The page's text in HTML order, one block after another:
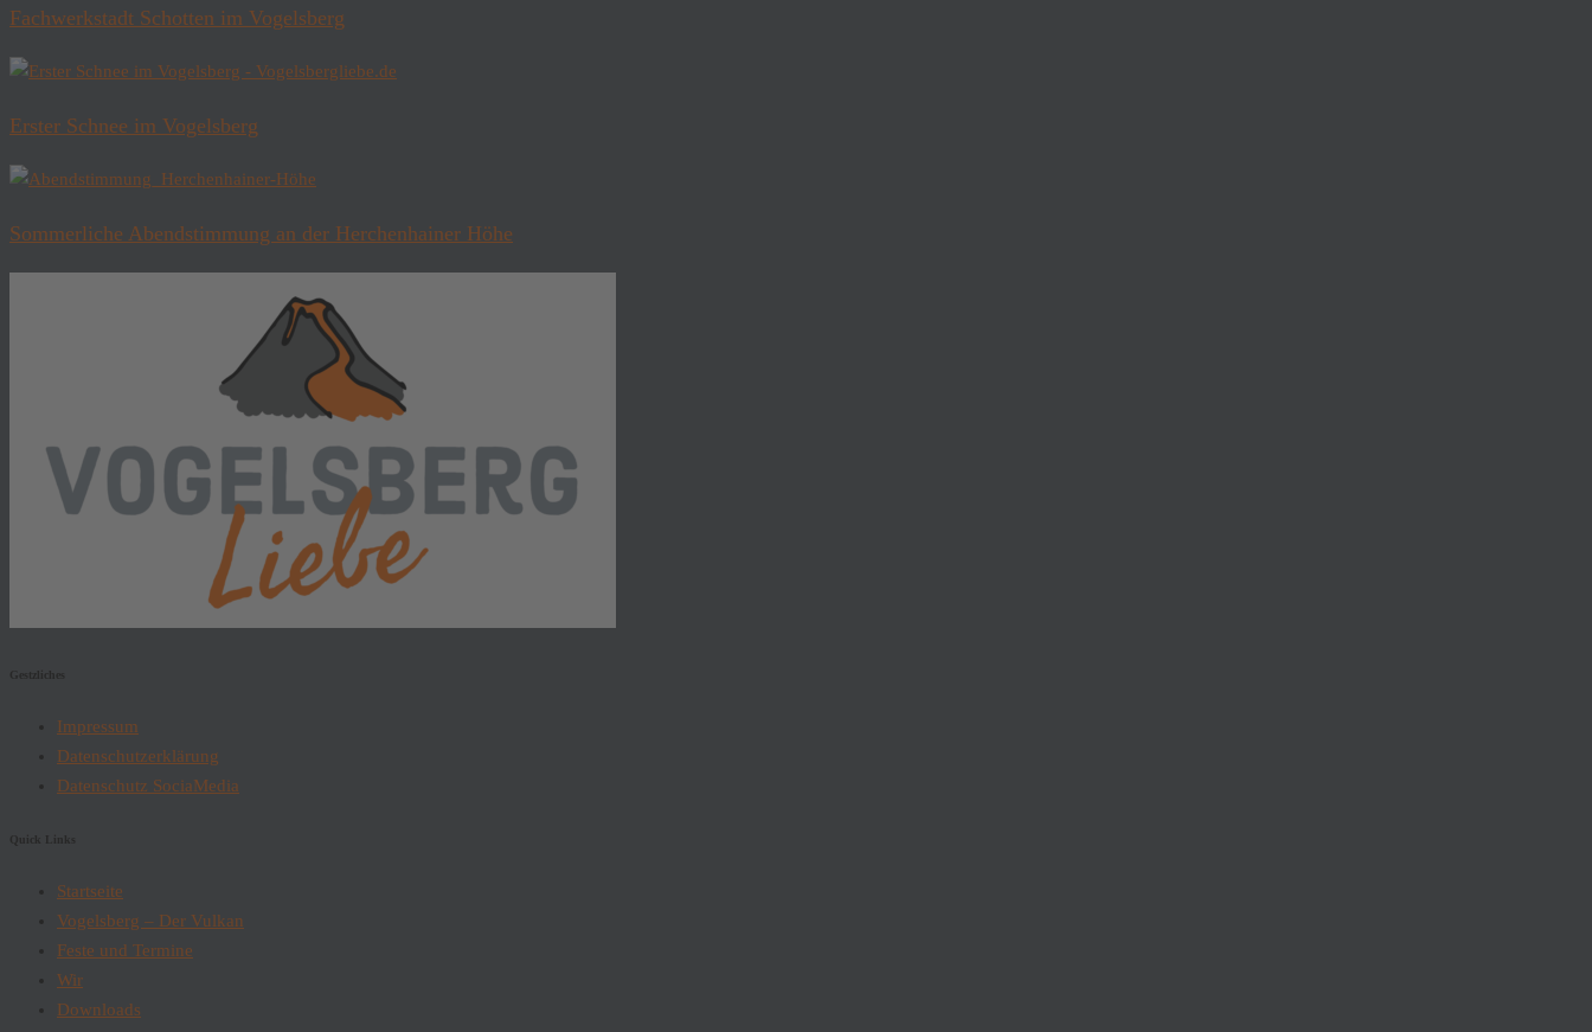
Fachwerkstadt Schotten im Vogelsberg
Erster Schnee im Vogelsberg
Sommerliche Abendstimmung an der Herchenhainer Höhe
Gestzliches
Impressum
Datenschutzerklärung
Datenschutz SociaMedia
Quick Links
Startseite
Vogelsberg – Der Vulkan
Feste und Termine
Wir
Downloads